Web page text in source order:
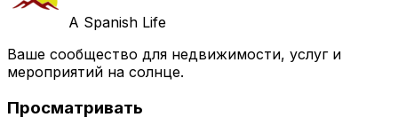
A Spanish Life
Ваше сообщество для недвижимости, услуг и
мероприятий на солнце.
Просматривать